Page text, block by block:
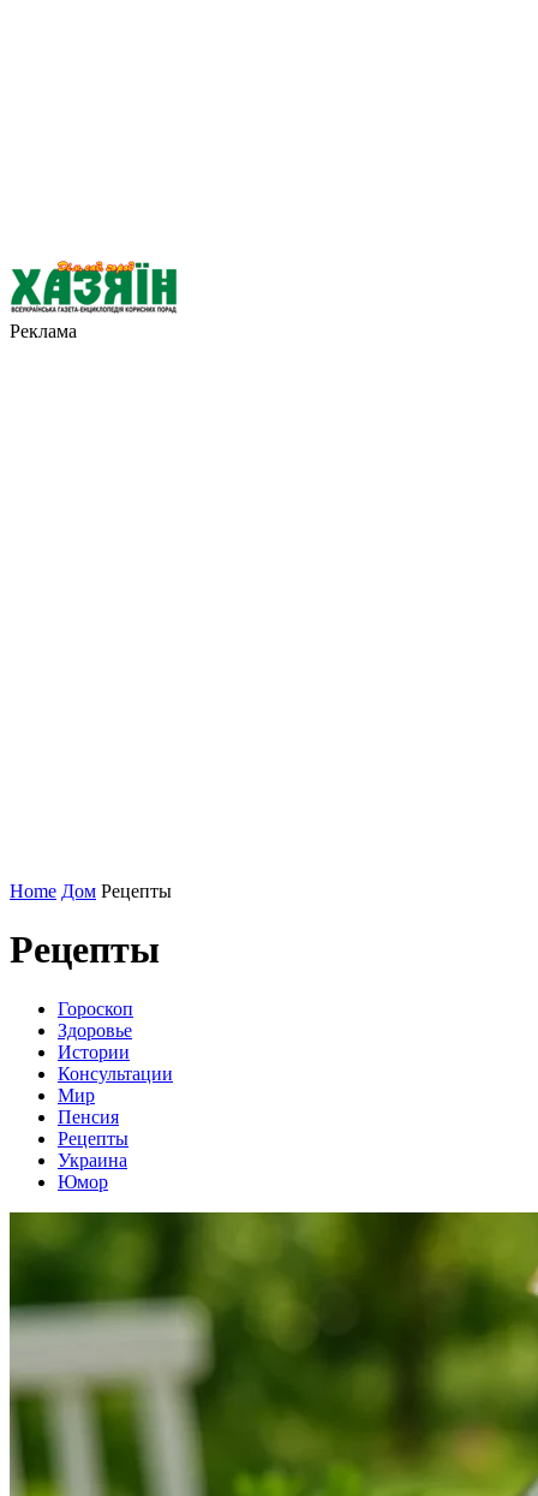
Реклама
Home Дом Рецепты
Рецепты
Гороскоп
Здоровье
Истории
Консультации
Мир
Пенсия
Рецепты
Украина
Юмор